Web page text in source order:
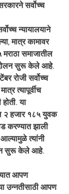
सर्वोच्च
न्यायालयाने
मात्र कामावर
समाजातील
सुरू केले आहे.
रोजी सर्वोच्च
त्यापूर्वीच
या
२ हजार १८५ युवक
करण्यात झाली
आल्यामुळे त्यांनी
सुरू केले आहे.
आपण
उन्नतीसाठी आपण